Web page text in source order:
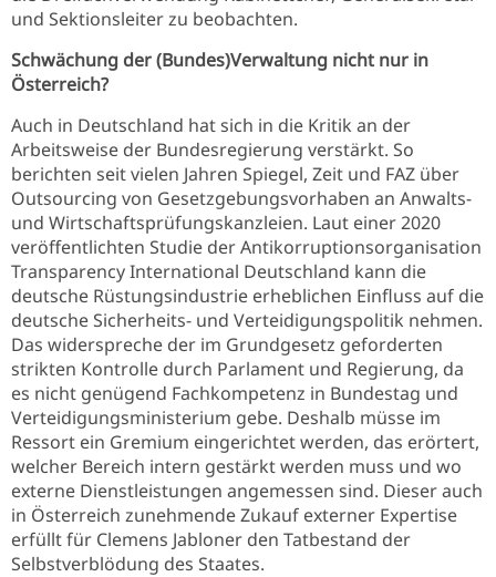
und Sektionsleiter zu beobachten.
Schwächung der (Bundes)Verwaltung nicht nur in
Österreich?
Auch in Deutschland hat sich in die Kritik an der
Arbeitsweise der Bundesregierung verstärkt. So
berichten seit vielen Jahren Spiegel, Zeit und FAZ über
Outsourcing von Gesetzgebungsvorhaben an Anwalts-
und Wirtschaftsprüfungskanzleien. Laut einer 2020
veröffentlichten Studie der Antikorruptionsorganisation
Transparency International Deutschland kann die
deutsche Rüstungsindustrie erheblichen Einfluss auf die
deutsche Sicherheits- und Verteidigungspolitik nehmen.
Das widerspreche der im Grundgesetz geforderten
strikten Kontrolle durch Parlament und Regierung, da
es nicht genügend Fachkompetenz in Bundestag und
Verteidigungsministerium gebe. Deshalb müsse im
Ressort ein Gremium eingerichtet werden, das erörtert,
welcher Bereich intern gestärkt werden muss und wo
externe Dienstleistungen angemessen sind. Dieser auch
in Österreich zunehmende Zukauf externer Expertise
erfüllt für Clemens Jabloner den Tatbestand der
Selbstverblödung des Staates.